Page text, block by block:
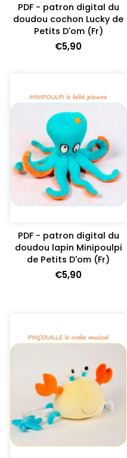
PDF - patron digital du
doudou cochon Lucky de
Petits D'om (Fr)
€5,90
PDF - patron digital du
doudou lapin Minipoulpi
de Petits D'om (Fr)
€5,90